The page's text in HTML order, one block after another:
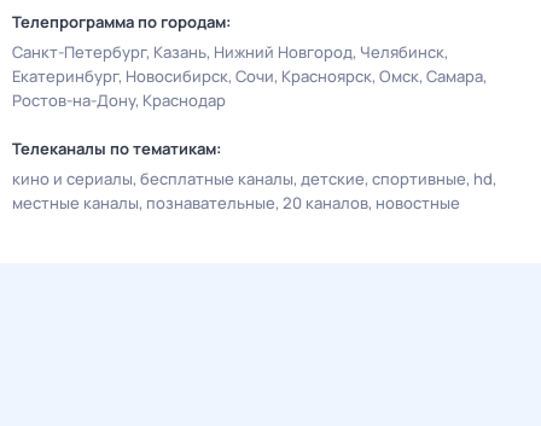
Телепрограмма по городам:
Санкт-Петербург Казань Нижний Новгород Челябинск
Екатеринбург Новосибирск Сочи Красноярск Омск Самара
Ростов-на-Дону Краснодар
Телеканалы по тематикам:
кино и сериалы бесплатные каналы детские спортивные hd
местные каналы познавательные 20 каналов новостные